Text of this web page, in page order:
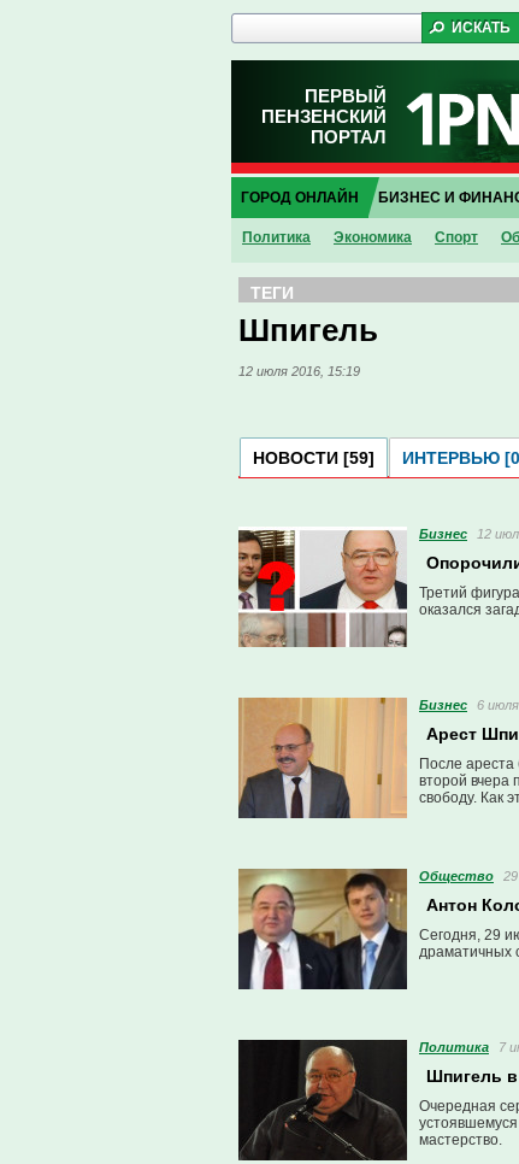
ПЕРВЫЙ
ПЕНЗЕНСКИЙ
ПОРТАЛ
ГОРОД ОНЛАЙН
Политика Экономика Спорт
БИЗНЕС И
ТЕГИ
Шпигель
12 июля 2016, 15:19
НОВОСТИ [59] ИНТЕРВЬЮ
Бизнес 12
Третий
оказался
Бизнес 6
Арест
После
второй вчера
свободу. Как
Общество
Антон
Сегодня, 29
драматичных
Политика 7
Шпигель
Очередная
мастерство.